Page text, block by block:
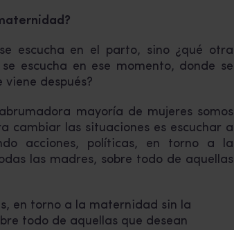
escucha en el parto, sino ¿qué otra
escucha en ese momento, donde se
después?
mayoría de mujeres somos
cambiar las situaciones es escuchar a
acciones, políticas, en torno a la
las madres, sobre todo de aquellas
en torno a la maternidad sin la
todo de aquellas que desean